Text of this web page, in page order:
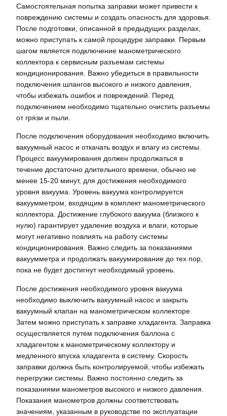
Самостоятельная попытка заправки может привести к
повреждению системы и создать опасность для здоровья.
После подготовки, описанной в предыдущих разделах,
можно приступать к самой процедуре заправки. Первым
шагом является подключение манометрического
коллектора к сервисным разъемам системы
кондиционирования. Важно убедиться в правильности
подключения шлангов высокого и низкого давления,
чтобы избежать ошибок и повреждений. Перед
подключением необходимо тщательно очистить разъемы
от грязи и пыли.
После подключения оборудования необходимо включить
вакуумный насос и откачать воздух и влагу из системы.
Процесс вакуумирования должен продолжаться в
течение достаточно длительного времени, обычно не
менее 15-20 минут, для достижения необходимого
уровня вакуума. Уровень вакуума контролируется
вакуумметром, входящим в комплект манометрического
коллектора. Достижение глубокого вакуума (близкого к
нулю) гарантирует удаление воздуха и влаги, которые
могут негативно повлиять на работу системы
кондиционирования. Важно следить за показаниями
вакуумметра и продолжать вакуумирование до тех пор,
пока не будет достигнут необходимый уровень.
После достижения необходимого уровня вакуума
необходимо выключить вакуумный насос и закрыть
вакуумный клапан на манометрическом коллекторе.
Затем можно приступать к заправке хладагента. Заправка
осуществляется путем подключения баллона с
хладагентом к манометрическому коллектору и
медленного впуска хладагента в систему. Скорость
заправки должна быть контролируемой, чтобы избежать
перегрузки системы. Важно постоянно следить за
показаниями манометров высокого и низкого давления.
Показания манометров должны соответствовать
значениям, указанным в руководстве по эксплуатации